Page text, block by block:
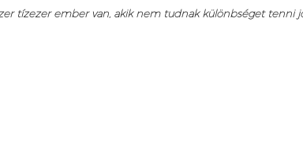
tízezer ember van, akik nem tudnak különbséget tenni